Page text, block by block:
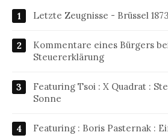
Letzte Zeugnisse - Brüssel 1873
Kommentare eines Bürgers
Steuererklärung
Featuring Tsoi : X Quadrat :
Sonne
Featuring : Boris Pasternak :